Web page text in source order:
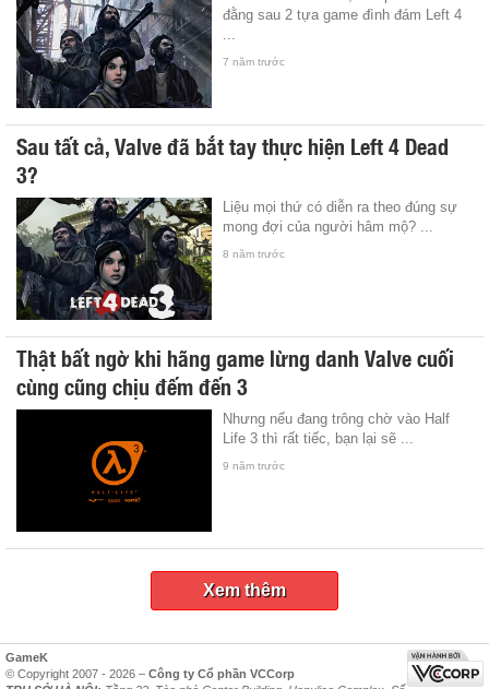
đằng sau 2 tựa game đình đám Left 4
7 năm trước
Sau tất cả, Valve đã bắt tay thực hiện Left 4 Dead
3?
Liệu mọi thứ có diễn ra theo đúng sự
mong đợi của người hâm mộ? ...
8 năm trước
Thật bất ngờ khi hãng game lừng danh Valve cuối
cùng cũng chịu đếm đến 3
Nhưng nếu đang trông chờ vào Half
Life 3 thì rất tiếc, bạn lại sẽ ...
9 năm trước
Xem thêm
GameK
© Copyright 2007 - 2026 – Công ty Cổ phần VCCorp